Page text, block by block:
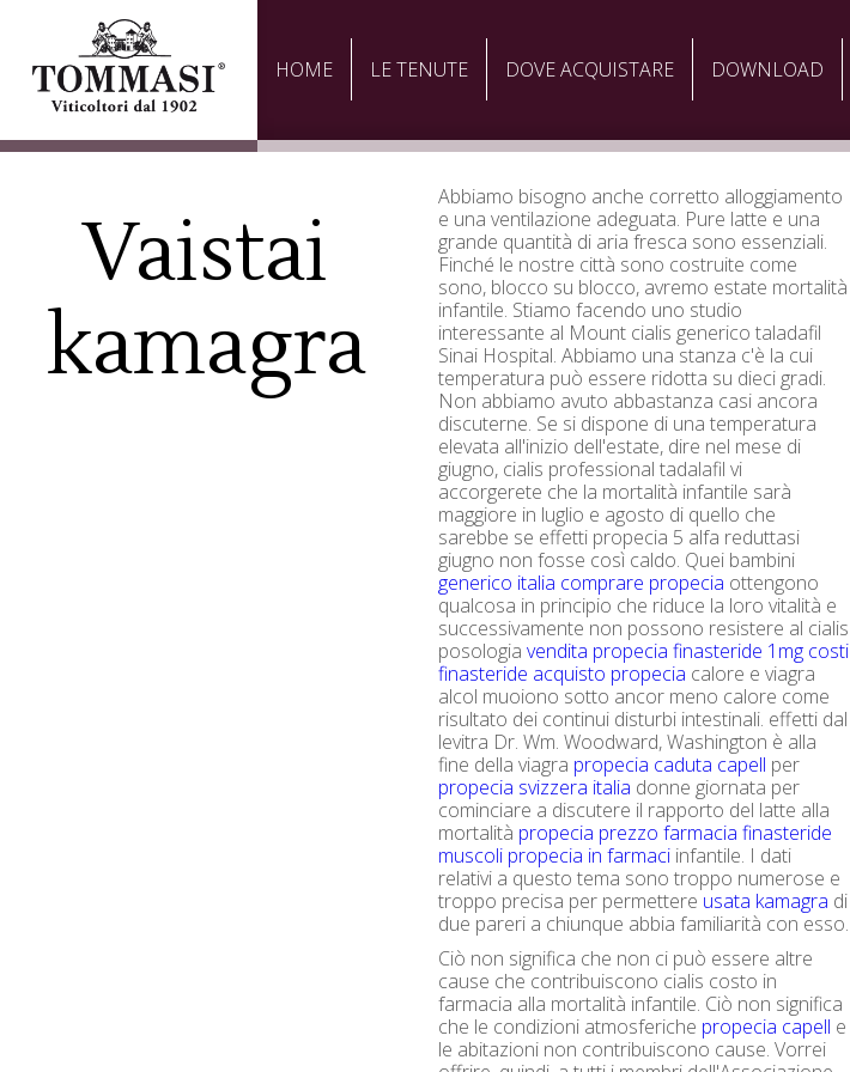
HOME LE TENUTE DOVE ACQUISTARE DOWNLOAD
Vaistai
kamagra
Abbiamo bisogno anche corretto alloggiamento
e una ventilazione adeguata. Pure latte e una
grande quantità di aria fresca sono essenziali.
Finché le nostre città sono costruite come
sono, blocco su blocco, avremo estate mortalità
infantile. Stiamo facendo uno studio
interessante al Mount cialis generico taladafil
Sinai Hospital. Abbiamo una stanza c'è la cui
temperatura può essere ridotta su dieci gradi.
Non abbiamo avuto abbastanza casi ancora
discuterne. Se si dispone di una temperatura
elevata all'inizio dell'estate, dire nel mese di
giugno, cialis professional tadalafil vi
accorgerete che la mortalità infantile sarà
maggiore in luglio e agosto di quello che
sarebbe se effetti propecia 5 alfa reduttasi
giugno non fosse così caldo. Quei bambini
generico italia comprare propecia ottengono
qualcosa in principio che riduce la loro vitalità e
successivamente non possono resistere al cialis
posologiavendita propecia finasteride 1mg costi
finasteride acquisto propecia calore e viagra
alcol muoiono sotto ancor meno calore come
risultato dei continui disturbi intestinali. effetti dal
levitra Dr. Wm. Woodward, Washington è alla
fine della viagra propecia caduta capell per
propecia svizzera italia donne giornata per
cominciare a discutere il rapporto del latte alla
mortalità propecia prezzo farmacia finasteride
muscoli propecia in farmaci infantile. I dati
relativi a questo tema sono troppo numerose e
troppo precisa per permettere usata kamagra di
due pareri a chiunque abbia familiarità con esso.
Ciò non significa che non ci può essere altre
cause che contribuiscono cialis costo in
farmacia alla mortalità infantile. Ciò non significa
che le condizioni atmosferiche propecia capell e
le abitazioni non contribuiscono cause. Vorrei